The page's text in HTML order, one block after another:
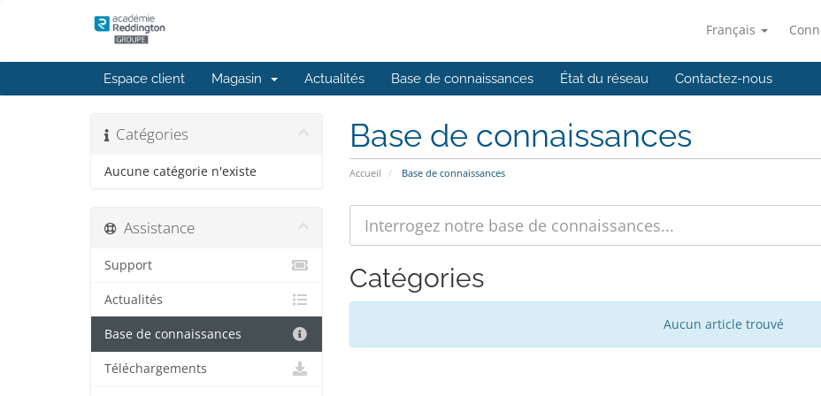
Français
Espace client Magasin Actualités Base de connaissances État du réseau Contactez-nous
Base de connaissances
Accueil Base de connaissances
Catégories
Aucune catégorie n'existe
Catégories
Aucun article trouvé
Assistance
Support
Actualités
Base de connaissances
Téléchargements